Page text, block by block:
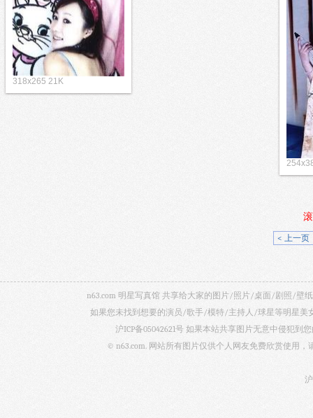
318x265 21K
< 上一页
n63.com 明星写真馆 共享给大家的图片/照片/桌面/剧照/壁
如果您未找到想要的演员/歌手/模特/主持人/球星等明星美
沪ICP备05042621号 如果本站共享图片无意中侵犯到
© n63.com. 网站所有图片仅供个人网友免费欣赏使用